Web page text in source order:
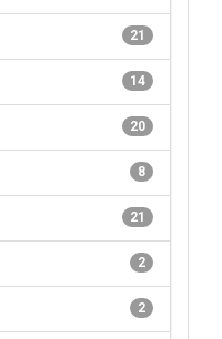
21
14
20
8
21
2
2